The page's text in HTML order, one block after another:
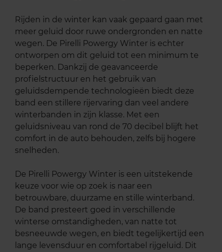
Rijden in de winter kan vaak gepaard gaan met
meer geluid door ruwe ondergronden en natte
wegen. De Pirelli Powergy Winter is echter
ontworpen om dit geluid tot een minimum te
beperken. Dankzij de geavanceerde
profielstructuur en het gebruik van
geluidsdempende technologieën biedt deze
band een stillere rijervaring dan veel andere
winterbanden in zijn klasse. Met een
geluidsniveau van rond de 70 decibel blijft het
comfort in de auto behouden, zelfs bij hogere
snelheden.
De Pirelli Powergy Winter is een uitstekende
keuze voor wie op zoek is naar een
betrouwbare, duurzame en stille winterband.
De band presteert goed in verschillende
winterse omstandigheden, van natte tot
besneeuwde wegen, en biedt tegelijkertijd een
lange levensduur en comfortabel rijgeluid. Dit